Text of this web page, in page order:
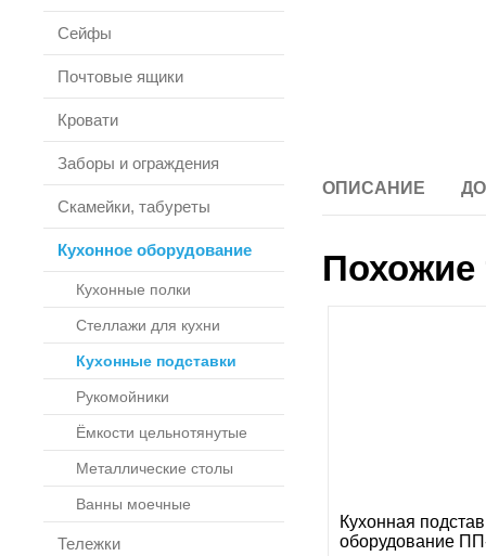
Сейфы
Почтовые ящики
Кровати
Заборы и ограждения
Скамейки, табуреты
Кухонное оборудование
Кухонные полки
Стеллажи для кухни
Кухонные подставки
Рукомойники
Ёмкости цельнотянутые
Металлические столы
Ванны моечные
Тележки
ОПИСАНИЕ
Кухонная
оборудование